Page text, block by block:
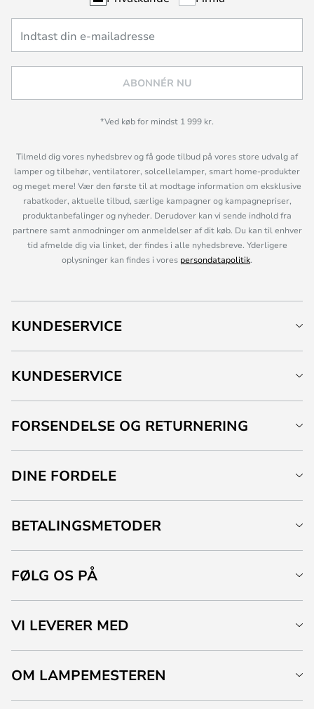
ABONNÉR NU
*Ved køb for mindst 1 999 kr.
Tilmeld dig vores nyhedsbrev og få gode tilbud på vores store udvalg af
lamper og tilbehør, ventilatorer, solcellelamper, smart home-produkter
og meget mere! Vær den første til at modtage information om eksklusive
rabatkoder, aktuelle tilbud, særlige kampagner og kampagnepriser,
produktanbefalinger og nyheder. Derudover kan vi sende indhold fra
partnere samt anmodninger om anmeldelser af dit køb. Du kan til enhver
tid afmelde dig via linket, der findes i alle nyhedsbreve. Yderligere
oplysninger kan findes i vores persondatapolitik.
KUNDESERVICE
KUNDESERVICE
FORSENDELSE OG RETURNERING
DINE FORDELE
BETALINGSMETODER
FØLG OS PÅ
VI LEVERER MED
OM LAMPEMESTEREN